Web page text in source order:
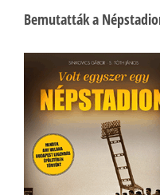
Bemutatták a